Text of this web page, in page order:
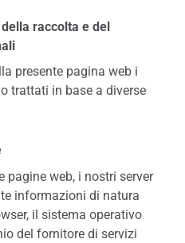
raccolta e del
presente pagina web i
trattati in base a diverse
pagine web, i nostri server
informazioni di natura
il sistema operativo
del fornitore di servizi